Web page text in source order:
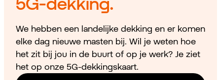
We hebben een landelijke dekking en er komen
elke dag nieuwe masten bij. Wil je weten hoe
het zit bij jou in de buurt of op je werk? Je ziet
het op onze 5G-dekkingskaart.